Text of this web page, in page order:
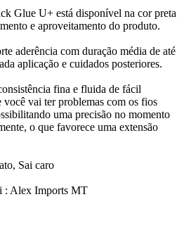
Glue U+ está disponível na cor preta
e aproveitamento do produto.
aderência com duração média de até
aplicação e cuidados posteriores.
fina e fluida de fácil
vai ter problemas com os fios
uma precisão no momento
o que favorece uma extensão
Sai caro
: Alex Imports MT